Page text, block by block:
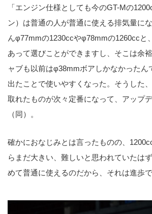
「エンジン仕様としても今のGT-Mの
ン）は普通の人が普通に使える排気量に
んφ77mmの1230ccやφ78mmの1260ccと
あって選びことができますし、そこは余
ャブも以前はφ38mmボアしかなかったん
出たことで使いやすくなった。そうした
取れたものが次々定番になって、アップ
（同）。
確かにおなじみとは言ったものの、
らまだ大きい、難しいと思われていたは
めて普通に使えるのだから、それは進歩で